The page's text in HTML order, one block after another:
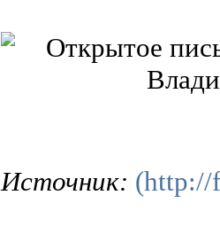
Источник: (http://